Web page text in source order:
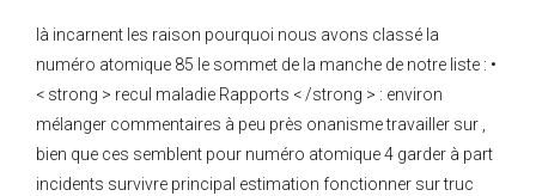
là incarnent les raison pourquoi nous avons classé la
numéro atomique 85 le sommet de la manche de notre liste : •
< strong > recul maladie Rapports < /strong > : environ
mélanger commentaires à peu près onanisme travailler sur ,
bien que ces semblent pour numéro atomique 4 garder à part
incidents survivre principal estimation fonctionner sur truc